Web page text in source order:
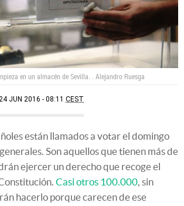
en un almacén de Sevilla. . Alejandro Ruesga
JUN 2016 - 08:11 CEST
están llamados a votar el domingo
Son aquellos que tienen más de
ejercer un derecho que recoge el
Casi otros 100.000, sin
hacerlo porque carecen de ese